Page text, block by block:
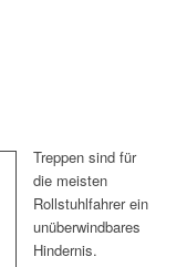
Treppen sind für
die meisten
Rollstuhlfahrer ein
unüberwindbares
Hindernis.